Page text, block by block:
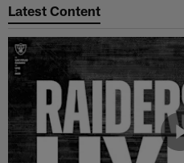
Latest Content